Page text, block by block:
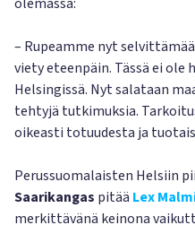
– Rupeamme nyt
viety eteenpäin. Tässä ei
Helsingissä. Nyt salataan
tehtyjä tutkimuksia.
oikeasti totuudesta ja
Perussuomalaisten Helsiin
Saarikangas pitää Lex
merkittävänä keinona